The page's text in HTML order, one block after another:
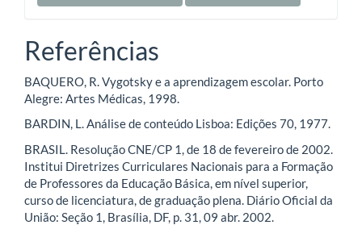
Referências
BAQUERO, R. Vygotsky e a aprendizagem escolar. Porto
Alegre: Artes Médicas, 1998.
BARDIN, L. Análise de conteúdo Lisboa: Edições 70, 1977.
BRASIL. Resolução CNE/CP 1, de 18 de fevereiro de 2002.
Institui Diretrizes Curriculares Nacionais para a Formação
de Professores da Educação Básica, em nível superior,
curso de licenciatura, de graduação plena. Diário Oficial da
União: Seção 1, Brasília, DF, p. 31, 09 abr. 2002.